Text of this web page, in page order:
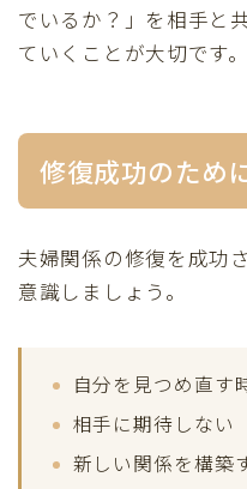
でいるか？」を相手と
ていくことが大切です。
修復成功のため
夫婦関係の修復を成功
意識しましょう。
自分を見つめ直す
相手に期待しない
新しい関係を構築